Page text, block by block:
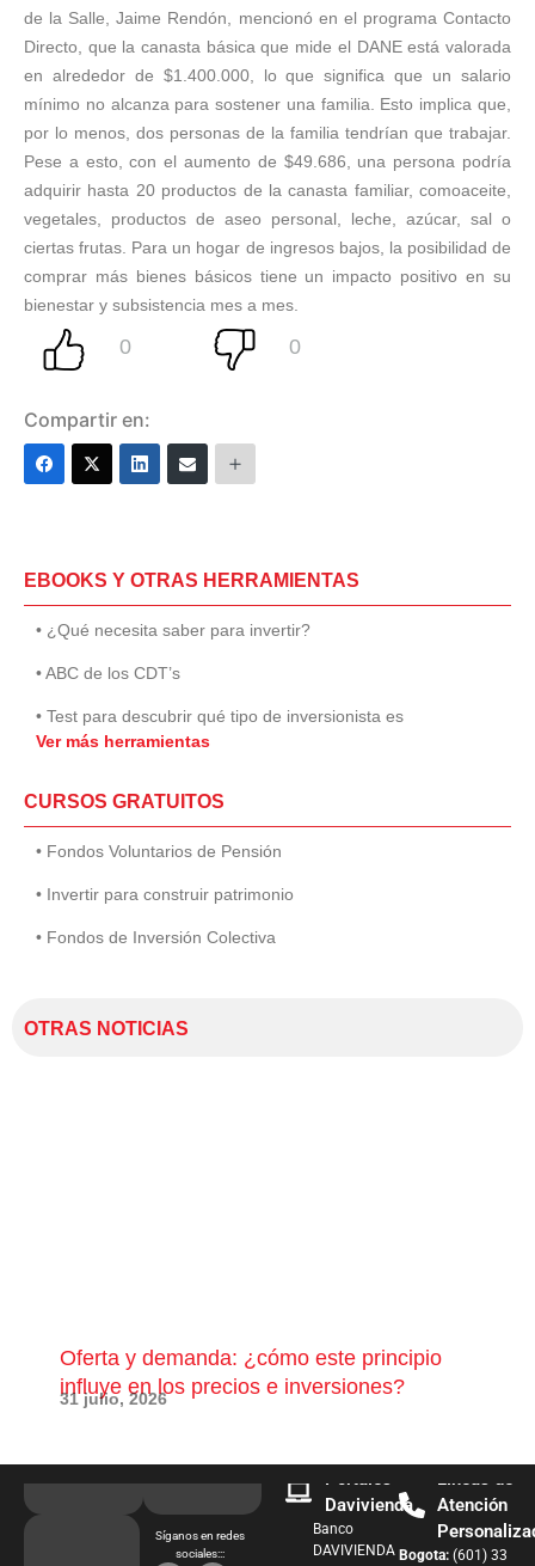
de la Salle, Jaime Rendón, mencionó en el programa Contacto
Directo, que la canasta básica que mide el DANE está valorada
en alrededor de $1.400.000, lo que significa que un salario
mínimo no alcanza para sostener una familia. Esto implica que,
por lo menos, dos personas de la familia tendrían que trabajar.
Pese a esto, con el aumento de $49.686, una persona podría
adquirir hasta 20 productos de la canasta familiar, comoaceite,
vegetales, productos de aseo personal, leche, azúcar, sal o
ciertas frutas. Para un hogar de ingresos bajos, la posibilidad de
comprar más bienes básicos tiene un impacto positivo en su
bienestar y subsistencia mes a mes.
Compartir en:
EBOOKS Y OTRAS HERRAMIENTAS
• ¿Qué necesita saber para invertir?
• ABC de los CDT’s
• Test para descubrir qué tipo de inversionista es
Ver más herramientas
CURSOS GRATUITOS
• Fondos Voluntarios de Pensión
• Invertir para construir patrimonio
• Fondos de Inversión Colectiva
OTRAS NOTICIAS
Oferta y demanda: ¿cómo este principio
influye en los precios e inversiones?
31 julio, 2026
Síganos en redes
sociales:::
Portales
Davivienda
Banco
DAVIVIENDA
Líneas de
Atención
Bogota: (601) 33